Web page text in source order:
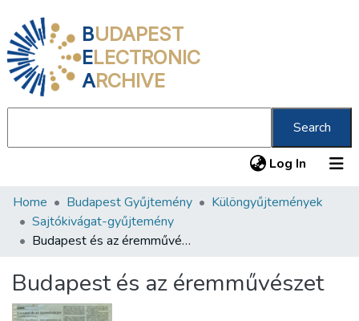
BUDAPEST
ELECTRONIC
ARCHIVE
Search
Log In (current)
Communities & Collections
All of DSpace
About us
Home Budapest Gyűjtemény
Különgyűjtemények
Sajtókivágat-gyűjtemény
Budapest és az éremművészet
Budapest és az éremművészet